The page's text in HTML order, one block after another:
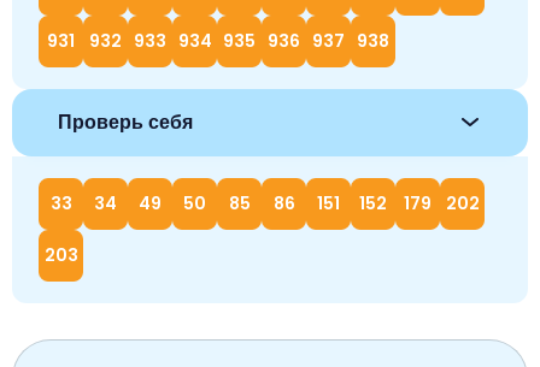
931 932 933 934 935 936 937 938
Проверь себя
33 34 49 50 85 86 151 152 179 202
203